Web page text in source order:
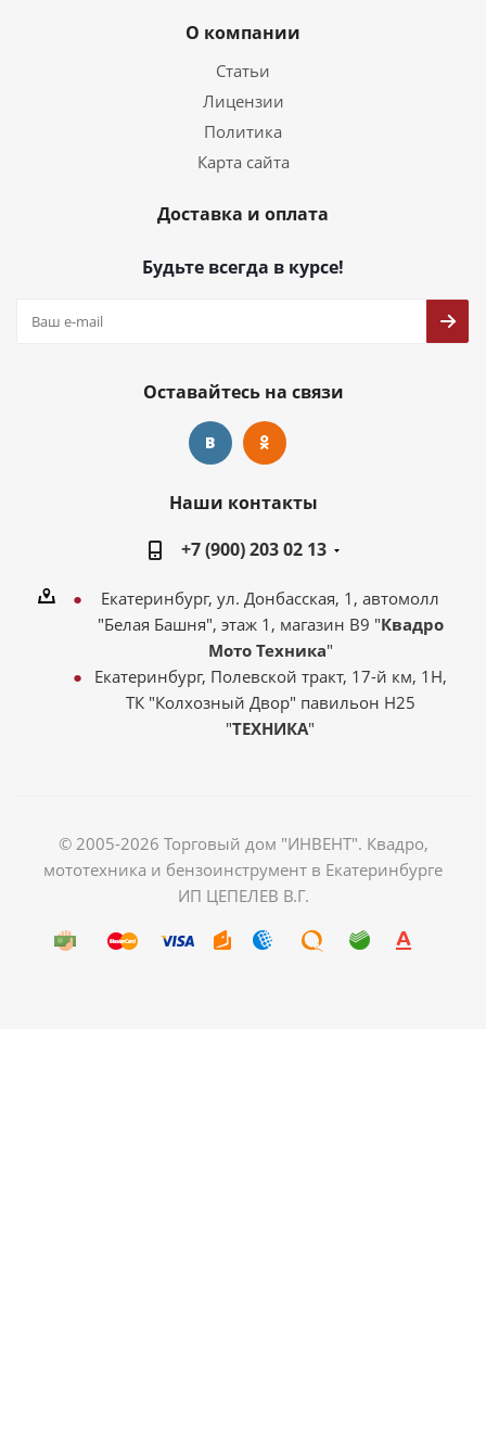
О компании
Статьи
Лицензии
Политика
Карта сайта
Доставка и оплата
Будьте всегда в курсе!
Оставайтесь на связи
Наши контакты
+7 (900) 203 02 13
Екатеринбург, ул. Донбасская, 1, автомолл
"Белая Башня", этаж 1, магазин В9 "Квадро
Мото Техника"
Екатеринбург, Полевской тракт, 17-й км, 1Н,
ТК "Колхозный Двор" павильон Н25
"ТЕХНИКА"
© 2005-2026 Торговый дом "ИНВЕНТ". Квадро,
мототехника и бензоинструмент в Екатеринбурге
ИП ЦЕПЕЛЕВ В.Г.